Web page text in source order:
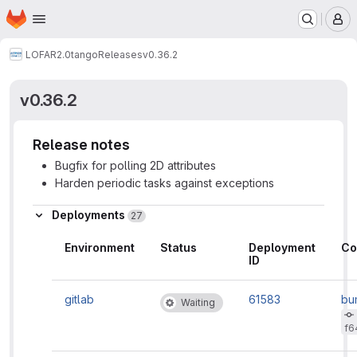
Skip to main content
Homepage
LOFAR2.0tangoReleasesv0.36.2
v0.36.2
Release notes
Bugfix for polling 2D attributes
Harden periodic tasks against exceptions
Deployments 27
Environment Status
Deployment
ID
gitlab Waiting 61583